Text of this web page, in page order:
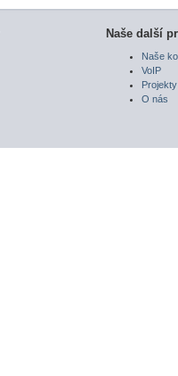
Naše další
Naše
VoIP
Projekty
O nás